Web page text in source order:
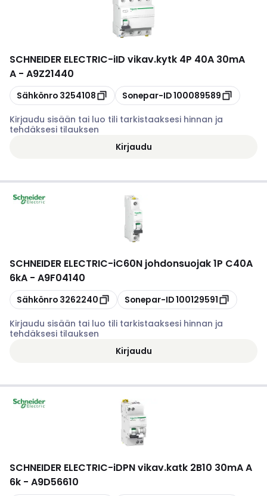
SCHNEIDER ELECTRIC-iID vikav.kytk 4P 40A 30mA
A - A9Z21440
Kopioi
Sähkönro 3254108 Kopioi
Sonepar-ID100089589
Kirjaudu sisään tai luo tili tarkistaaksesi hinnan ja
tehdäksesi tilauksen
Kirjaudu
SCHNEIDER ELECTRIC-iC60N johdonsuojak 1P C40A
6kA - A9F04140
Kopioi
Sähkönro 3262240 Kopioi
Sonepar-ID100129591
Kirjaudu sisään tai luo tili tarkistaaksesi hinnan ja
tehdäksesi tilauksen
Kirjaudu
SCHNEIDER ELECTRIC-iDPN vikav.katk 2B10 30mA A
6k - A9D56610